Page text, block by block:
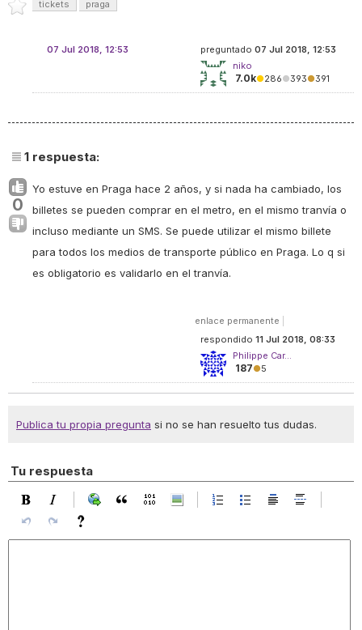
tickets praga
preguntado 07 Jul 2018, 12:53
niko
7.0k●286●393●391
07 Jul 2018, 12:53
1 respuesta:
0
Yo estuve en Praga hace 2 años, y si nada ha cambiado, los
billetes se pueden comprar en el metro, en el mismo tranvía o
incluso mediante un SMS. Se puede utilizar el mismo billete
para todos los medios de transporte público en Praga. Lo q si
es obligatorio es validarlo en el tranvía.
enlace permanente
respondido 11 Jul 2018, 08:33
Philippe Car...
187●5
Publica tu propia pregunta si no se han resuelto tus dudas.
Tu respuesta